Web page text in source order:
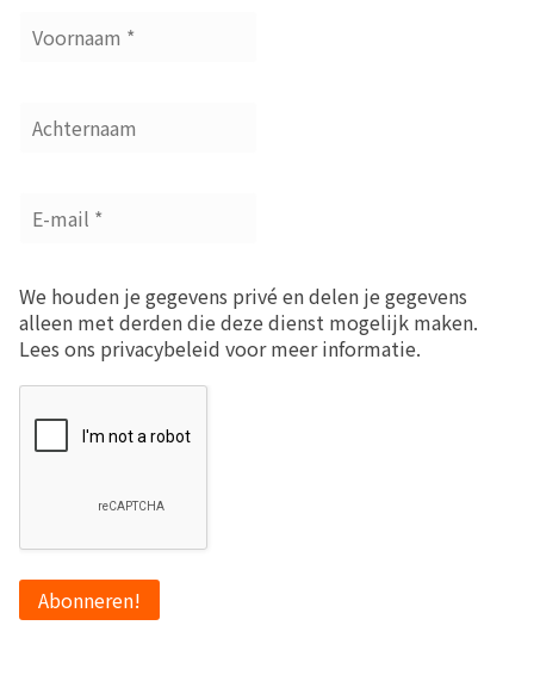
We houden je gegevens privé en delen je gegevens
alleen met derden die deze dienst mogelijk maken.
Lees ons privacybeleid voor meer informatie.